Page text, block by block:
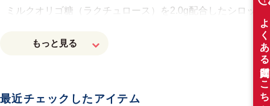
ミルクオリゴ糖（ラクチュロース）を2.0g配合したシロッ
使いやすい個包装タイプ。
最近チェックしたアイテム